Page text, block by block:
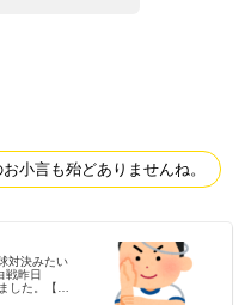
小言も殆どありませんね。
対決みたい
戦昨日
した。【紅